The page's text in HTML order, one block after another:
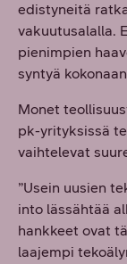
edistyneitä
vakuutusalalla.
pienimpien
syntyä
Monet
pk-yrityksissä
vaihtelevat
”Usein uusien
into lässähtää
hankkeet ovat
laajempi